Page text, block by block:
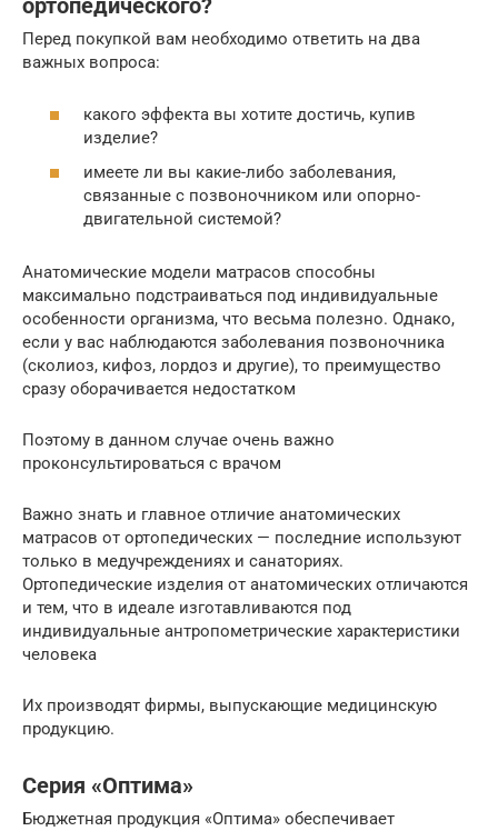
oртопедического?
Перед покупкой вам необходимо ответить на два
важных вопроса:
какого эффекта вы хотите достичь, купив
изделие?
имеете ли вы какие-либо заболевания,
связанные с позвоночником или опорно-
двигательной системой?
Анатомические модели матрасов способны
максимально подстраиваться под индивидуальные
особенности организма, что весьма полезно. Однако,
если у вас наблюдаются заболевания позвоночника
(сколиоз, кифоз, лордоз и другие), то преимущество
сразу оборачивается недостатком
Поэтому в данном случае очень важно
проконсультироваться с врачом
Важно знать и главное отличие анатомических
матрасов от oртопедических — последние используют
только в медучреждениях и санаториях.
Oртопедические изделия от анатомических отличаются
и тем, что в идеале изготавливаются под
индивидуальные антропометрические характеристики
человека
Их производят фирмы, выпускающие медицинскую
продукцию.
Серия «Оптима»
Бюджетная продукция «Оптима» обеспечивает